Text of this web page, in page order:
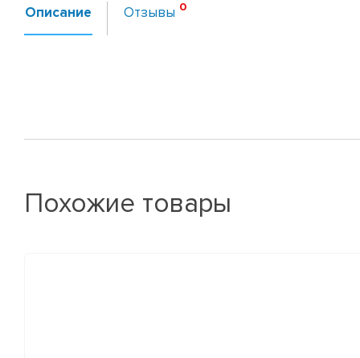
Описание Отзывы
Похожие товары